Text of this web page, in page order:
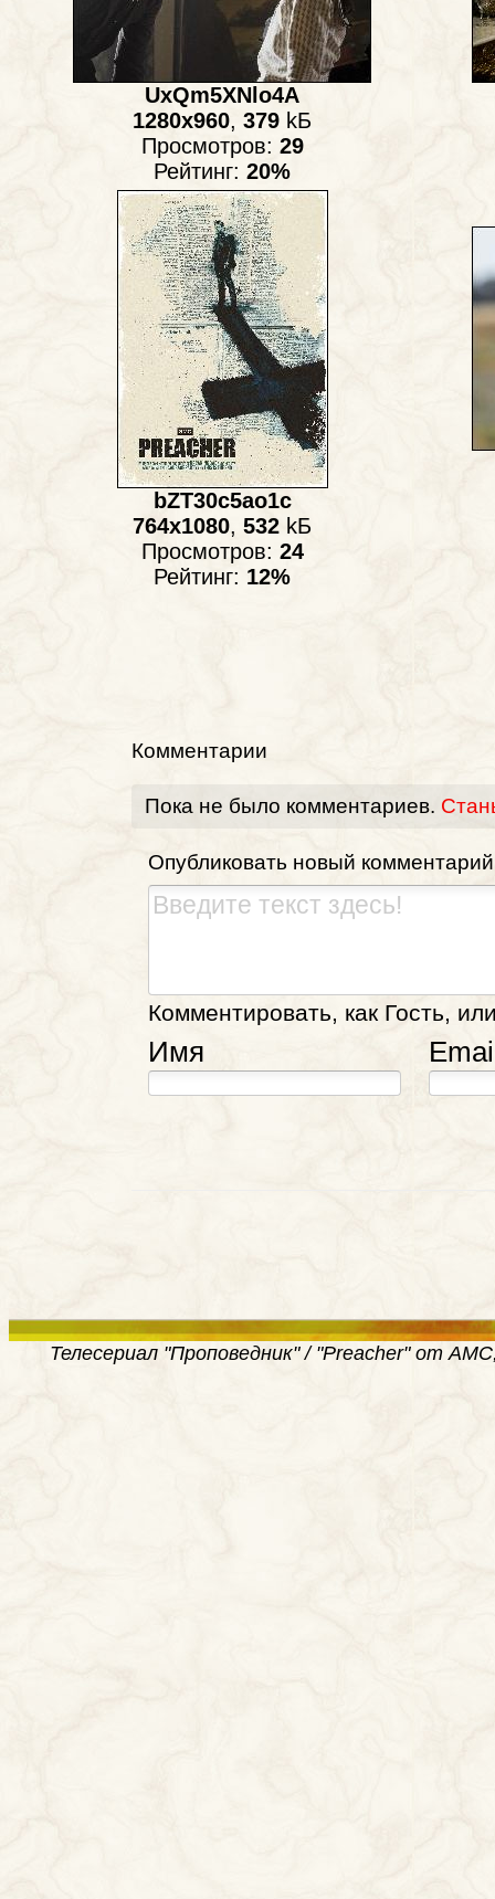
UxQm5XNlo4A
1280x960, 379 kБ
Просмотров: 29
Рейтинг: 20%
bZT30c5ao1c
764x1080, 532 kБ
Просмотров: 24
Рейтинг: 12%
Комментарии
Пока не было комментариев.
Опубликовать новый комментарий
Комментировать, как Гость,
Имя
Телесериал "Проповедник" / "Preacher" от